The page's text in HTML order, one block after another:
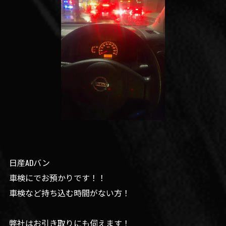
日産ADバン
車検にでお預かりです！！
車検など持ち込む時間がない方！
弊社はお引き取りにも伺えます！